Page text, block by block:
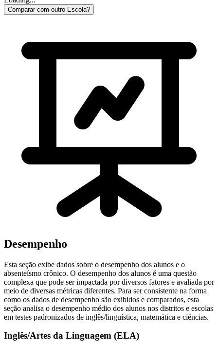
Comparar com outro Escola?
Desempenho
Esta seção exibe dados sobre o desempenho dos alunos e o
absenteísmo crônico. O desempenho dos alunos é uma questão
complexa que pode ser impactada por diversos fatores e avaliada por
meio de diversas métricas diferentes. Para ser consistente na forma
como os dados de desempenho são exibidos e comparados, esta
seção analisa o desempenho médio dos alunos nos distritos e escolas
em testes padronizados de inglês/linguística, matemática e ciências.
Inglês/Artes da Linguagem (ELA)